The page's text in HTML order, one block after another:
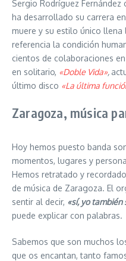
Sergio Rodríguez Fernández
ha desarrollado su carrera
muere y su estilo único
referencia la condición
cientos de colaboraciones
en solitario, «Doble Vida»,
último disco «La última
Zaragoza, música
Hoy hemos puesto banda
momentos, lugares y
Hemos retratado y
de música de Zaragoza. El
sentir al decir, «sí, yo también
puede explicar con palabras.
Sabemos que son muchos
que os encantan, tanto